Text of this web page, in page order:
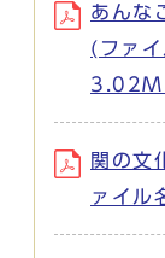
あんな
(ファ
関の
ァイ